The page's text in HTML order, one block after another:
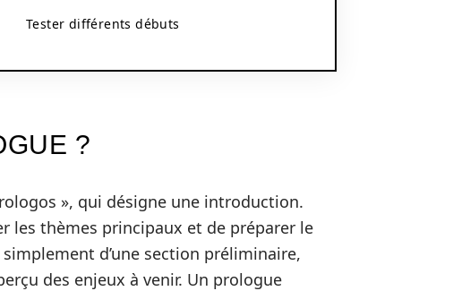
Tester différents débuts
?
», qui désigne une introduction.
les thèmes principaux et de préparer le
d’une section préliminaire,
des enjeux à venir. Un prologue